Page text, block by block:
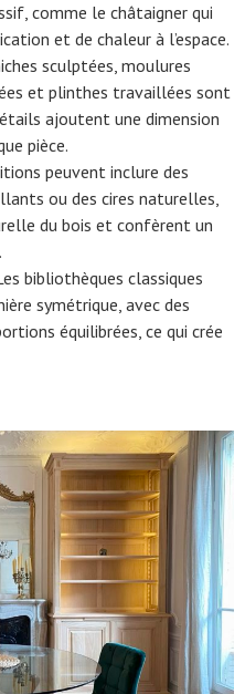
comme le châtaigner qui
et de chaleur à l’espace.
sculptées, moulures
et plinthes travaillées sont
ajoutent une dimension
pièce.
peuvent inclure des
ou des cires naturelles,
du bois et confèrent un
bibliothèques classiques
symétrique, avec des
équilibrées, ce qui crée